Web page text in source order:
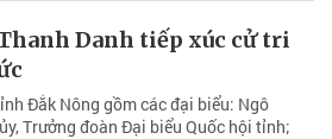
Danh tiếp xúc cử tri
Đắk Nông gồm các đại biểu: Ngô
Trưởng đoàn Đại biểu Quốc hội tỉnh;